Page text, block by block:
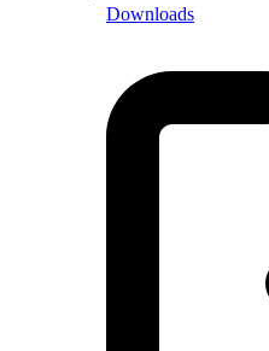
Downloads